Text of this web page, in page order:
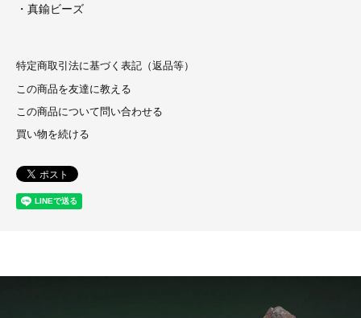
・真鍮ビーズ
特定商取引法に基づく表記（返品等）
この商品を友達に教える
この商品について問い合わせる
買い物を続ける